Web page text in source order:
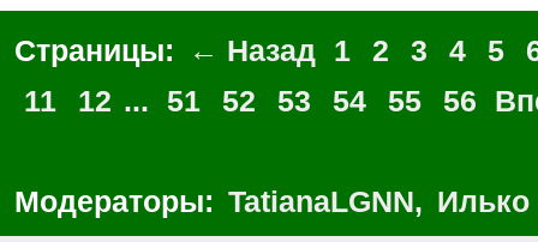
Страницы: ← Назад 1 2 3 4 5
11
12 ... 51 52 53 54 55 56
Модераторы: TatianaLGNN, Илько